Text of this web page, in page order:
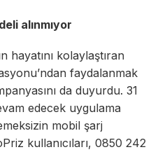
alınmıyor
hayatını kolaylaştıran
faydalanmak
da duyurdu. 31
edecek uygulama
mobil şarj
kullanıcıları, 0850 242